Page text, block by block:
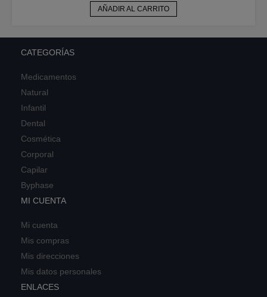
AÑADIR AL CARRITO
CATEGORÍAS
Medicamentos
Natural
Infantil
Dental
Cosmética
Corporal
Capilar
Byphase
MI CUENTA
Mi cuenta
Mis compras
Mis direcciones
Mis datos personales
ENLACES